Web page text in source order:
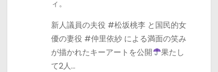
ィ。
新人議員の夫役 #松坂桃李 と国民的女
優の妻役 #仲里依紗 による満面の笑み
が描かれたキーアートを公開
果たし
て2人…